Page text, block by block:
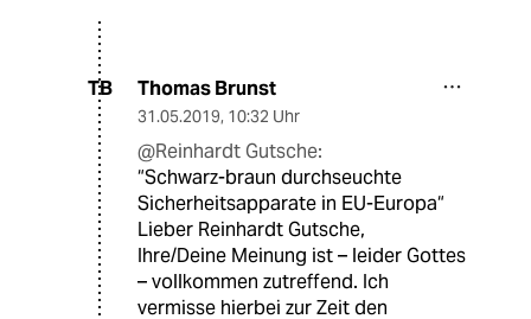
TB Thomas Brunst
31.05.2019, 10:32 Uhr
@Reinhardt Gutsche:
“Schwarz-braun durchseuchte
Sicherheitsapparate in EU-Europa“
Lieber Reinhardt Gutsche,
Ihre/Deine Meinung ist – leider Gottes
– vollkommen zutreffend. Ich
vermisse hierbei zur Zeit den